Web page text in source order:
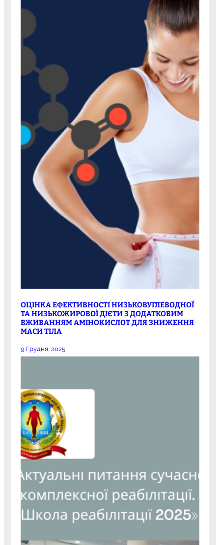
ОЦІНКА ЕФЕКТИВНОСТІ НИЗЬКОВУГЛЕВОДНОЇ
ТА НИЗЬКОЖИРОВОЇ ДІЄТИ З ДОДАТКОВИМ
ВЖИВАННЯМ АМІНОКИСЛОТ ДЛЯ ЗНИЖЕННЯ
МАСИ ТІЛА
9 Грудня, 2025